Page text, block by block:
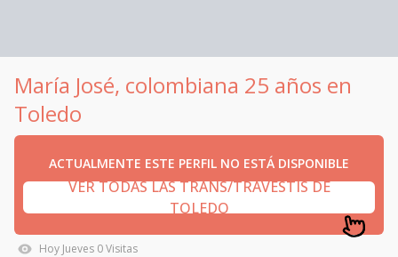
María José, colombiana 25 años en
Toledo
ACTUALMENTE ESTE PERFIL NO ESTÁ DISPONIBLE
VER TODAS LAS TRANS/TRAVESTIS DE
TOLEDO
Hoy Jueves 0Visitas